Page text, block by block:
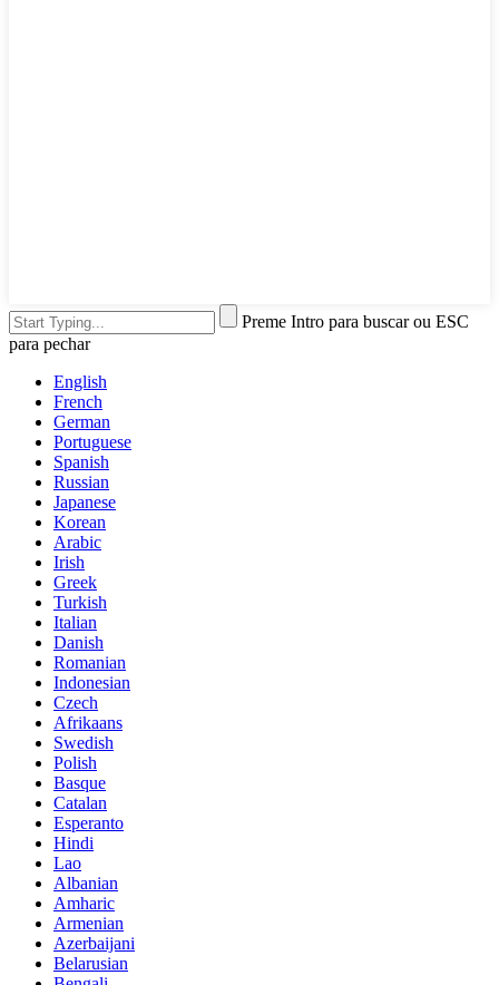
Preme Intro para buscar ou ESC
para pechar
English
French
German
Portuguese
Spanish
Russian
Japanese
Korean
Arabic
Irish
Greek
Turkish
Italian
Danish
Romanian
Indonesian
Czech
Afrikaans
Swedish
Polish
Basque
Catalan
Esperanto
Hindi
Lao
Albanian
Amharic
Armenian
Azerbaijani
Belarusian